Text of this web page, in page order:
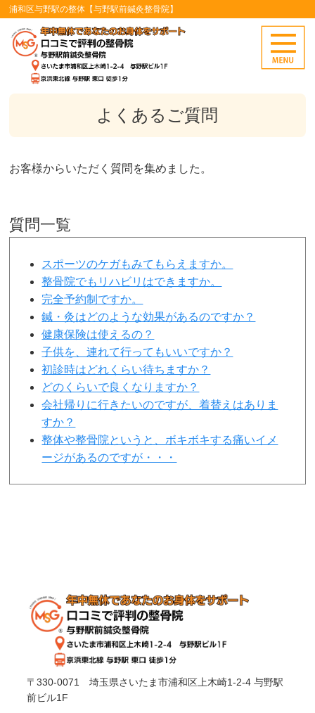
浦和区与野駅の整体【与野駅前鍼灸整骨院】
よくあるご質問
お客様からいただく質問を集めました。
質問一覧
スポーツのケガもみてもらえますか。
整骨院でもリハビリはできますか。
完全予約制ですか。
鍼・灸はどのような効果があるのですか？
健康保険は使えるの？
子供を、連れて行ってもいいですか？
初診時はどれくらい待ちますか？
どのくらいで良くなりますか？
会社帰りに行きたいのですが、着替えはありま
すか？
整体や整骨院というと、ボキボキする痛いイメ
ージがあるのですが・・・
〒330-0071 埼玉県さいたま市浦和区上木崎1-2-4 与野駅
前ビル1F